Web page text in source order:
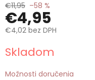
€11,95 –58 %
€4,95
€4,02 bez DPH
cena:
Skladom
Možnosti doručenia